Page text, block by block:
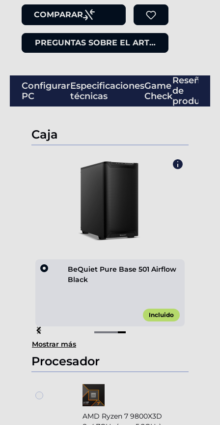
COMPARAR
PREGUNTAS SOBRE EL ARTÍCULO
Configurar
PC
Especificaciones
técnicas
Game
Check
Reseñas
de
productos
Caja
BeQuiet Pure Base 501 Airflow
Black
Incluido
Item
4
of
4
Mostrar más
Procesador
AMD Ryzen 7 9800X3D